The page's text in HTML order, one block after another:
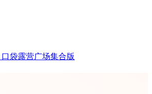
袋露营广场集合版